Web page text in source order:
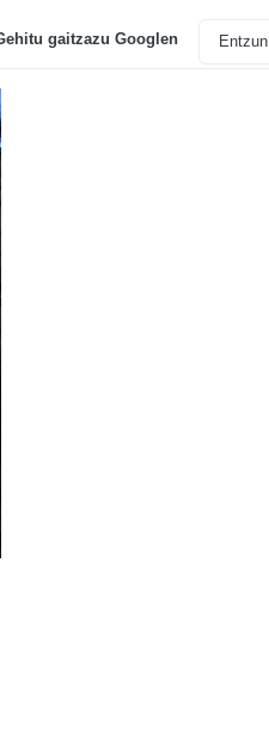
gaitzazu Googlen Entzun